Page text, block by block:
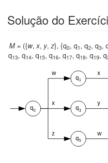
Solução do
M= ({w,x, y,z}, {q0, q1 , q2, q3,
q13, q14, q15, q16, q17, q18, q19, q